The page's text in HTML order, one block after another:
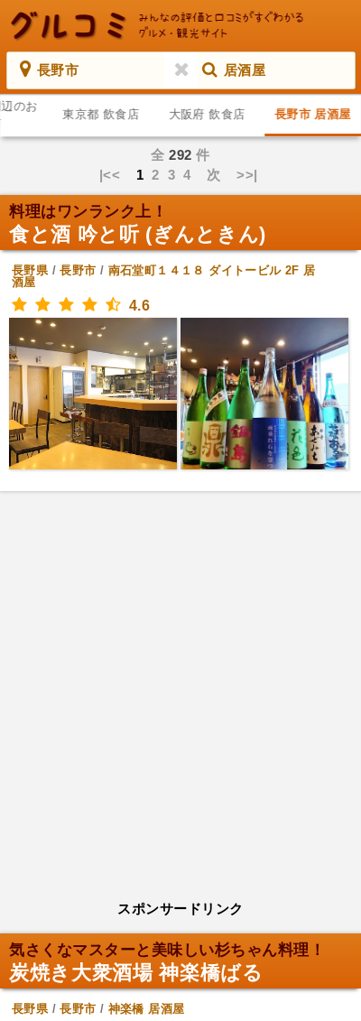
長野市 居酒屋
のお
東京都 飲食店 大阪府 飲食店 長野市 居酒屋
全292 件
|<< 12 3 4 次 >>|
料理はワンランク上！
食と酒 吟と听 (ぎんときん)
長野県/長野市 / 南石堂町１４１８ ダイトービル 2F 居
酒屋
4.6
スポンサードリンク
気さくなマスターと美味しい杉ちゃん料理！
炭焼き大衆酒場 神楽橋ばる
長野県/長野市 / 神楽橋 居酒屋